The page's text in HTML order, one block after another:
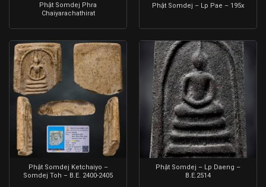
Phật Somdej Phra
Chaiyarachathirat
Phật Somdej – Lp Pae – 195x
Phật Somdej Ketchaiyo –
Somdej Toh – B.E. 2400-2405
Phật Somdej – Lp Daeng –
B.E.2514